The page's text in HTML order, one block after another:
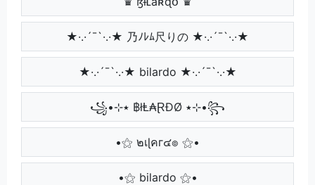
★·.·´¯`·.·★ 乃ﾉﾚﾑ尺りの ★·.·´¯`·.·★
★·.·´¯`·.·★ bilardo ★·.·´¯`·.·★
꧁•⊹٭ ฿łⱠ₳ⱤĐØ ٭⊹•꧂
•⚝ ๒เɭคг๔๏ ⚝•
•⚝ bilardo ⚝•